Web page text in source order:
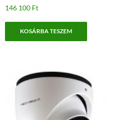
146 100 Ft
KOSÁRBA TESZEM